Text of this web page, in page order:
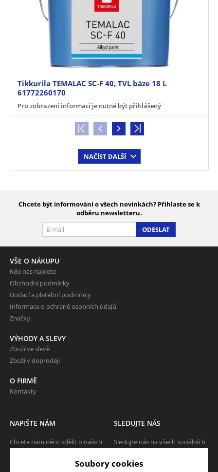
Tikkurila TEMALAC SC-F 40, TVL báze 18 L
61772260170
Pro zobrazení informací je nutné být přihlášený
NAČÍST DALŠÍ
Chcete být informováni o všech novinkách? Přihlaste se k
odběru newsletteru.
ODESLAT
VŠE O NÁKUPU
Kde nás najdete
Obchodní podmínky
Dodací a platební podmínky
Informace o ochraně osobních údajů
Značky
VÝHODY A SLEVY
Zboží ve slevě
Zboží v doprodeji
O FIRMĚ
Kontakty
NAPIŠTE NÁM
Chcete nám něco sdělit o našich
produktech nebo e-shopu?
SLEDUJTE NÁS
Sledujte nás na všech sociálních
sítích, ať Vám nic neunikne!
Soubory cookies